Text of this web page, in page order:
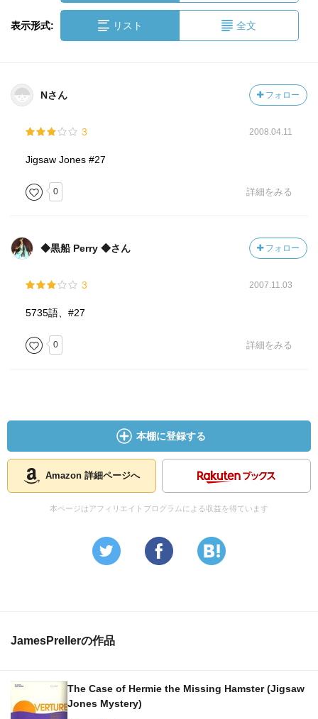
表示形式: リスト 全文
Nさん フォロー
3 2008.04.11
Jigsaw Jones #27
0 詳細をみる
◆黒船 Perry ◆さん フォロー
3 2007.11.03
5735語、#27
0 詳細をみる
本棚に登録する
Amazon 詳細ページへ
本ページはアフィリエイトプログラムによる収益を得ています
JamesPrellerの作品
The Case of Hermie the Missing Hamster (Jigsaw
Jones Mystery)